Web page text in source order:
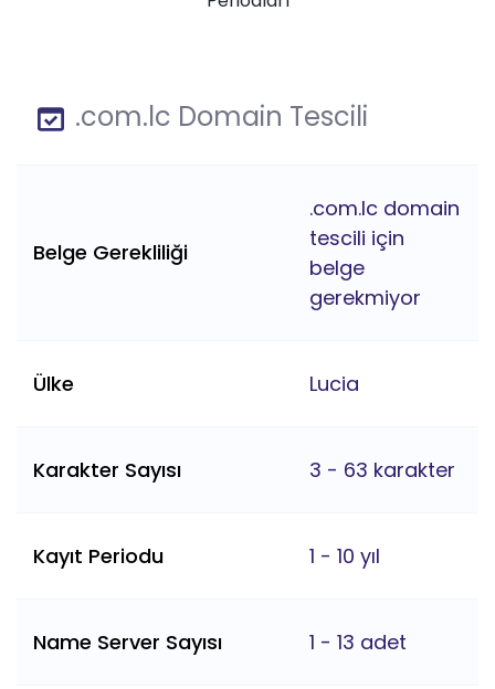
.com.lc Domain Tescili
Belge Gerekliliği
.com.lc domain
tescili için
belge
gerekmiyor
Ülke Lucia
Karakter Sayısı 3 - 63 karakter
Kayıt Periodu 1 - 10 yıl
Name Server Sayısı 1 - 13 adet